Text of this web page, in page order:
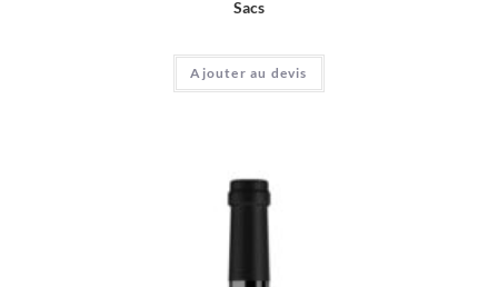
Sacs
Ajouter au devis